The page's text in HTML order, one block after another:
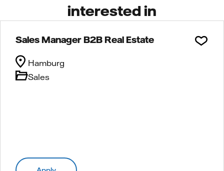
interested in
Sales Manager B2B Real Estate
Sales
Hamburg